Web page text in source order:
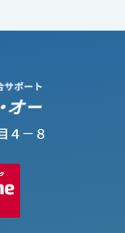
４－８